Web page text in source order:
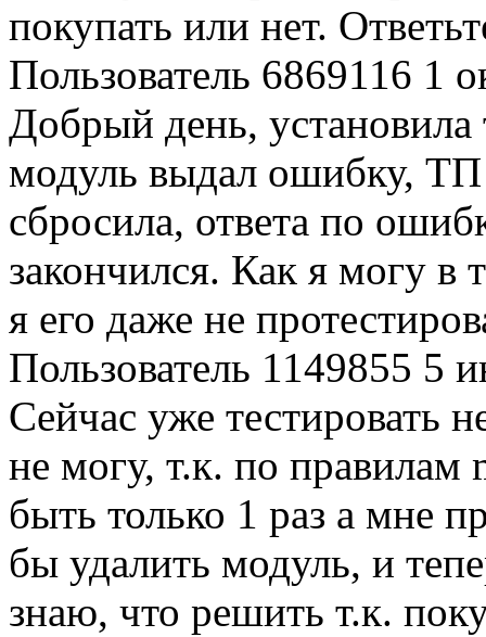
покупать или нет.
Пользователь 6869116 1
Добрый день, установила
модуль выдал ошибку,
сбросила, ответа по
закончился. Как я могу в
я его даже не
Пользователь 1149855 5
Сейчас уже тестировать
не могу, т.к. по правилам
быть только 1 раз а мне
бы удалить модуль, и
знаю, что решить т.к.